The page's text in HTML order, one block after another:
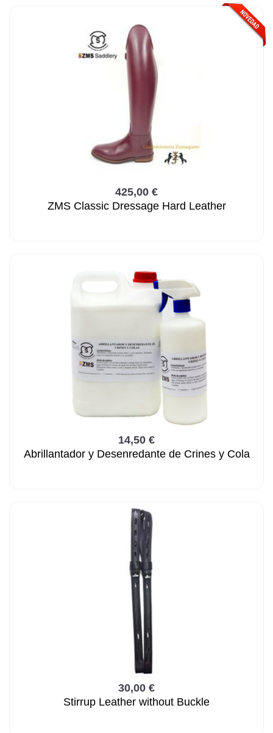
425,00 €
ZMS Classic Dressage Hard Leather
14,50 €
Abrillantador y Desenredante de Crines y Cola
30,00 €
Stirrup Leather without Buckle